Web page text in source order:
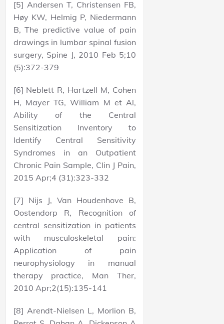
[5] Andersen T, Christensen FB,
Høy KW, Helmig P, Niedermann
B, The predictive value of pain
drawings in lumbar spinal fusion
surgery, Spine J, 2010 Feb 5;10
(5):372-379
[6] Neblett R, Hartzell M, Cohen
H, Mayer TG, William M et Al,
Ability of the Central
Sensitization Inventory to
Identify Central Sensitivity
Syndromes in an Outpatient
Chronic Pain Sample, Clin J Pain,
2015 Apr;4 (31):323-332
[7] Nijs J, Van Houdenhove B,
Oostendorp R, Recognition of
central sensitization in patients
with musculoskeletal pain:
Application of pain
neurophysiology in manual
therapy practice, Man Ther,
2010 Apr;2(15):135-141
[8] Arendt-Nielsen L, Morlion B,